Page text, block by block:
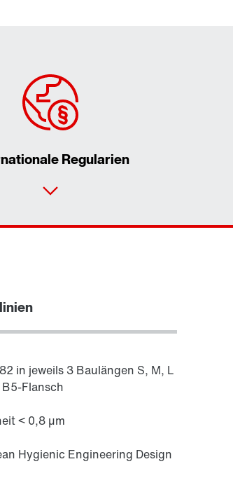
Regularien
in jeweils 3 Baulängen S, M, L
Flansch
< 0,8 µm
Hygienic Engineering Design